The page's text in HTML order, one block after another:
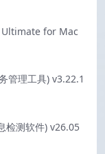
for Mac
管理工具) v3.22.1
测软件) v26.05